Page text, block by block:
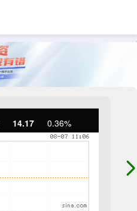
14.17 0.36%